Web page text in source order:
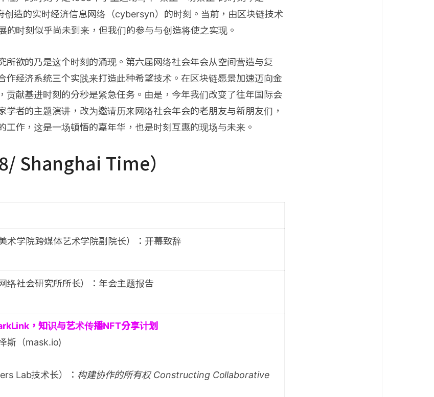
创造的实时经济信息网络（cybersyn）的时刻。当前，由区块链技术
的时刻似乎尚未到来，但我们的参与与创造将使之实现。
所欲的乃是这个时刻的涌现。第六届网络社会年会从空间营造与复
作经济系统三个实践来打造此种希望技术。在区块链愿景加速迈向金
贡献基进时刻的分秒是紧急任务。由是，今年我们改变了往年国际会
学者的主题演讲，改为邀请历来网络社会年会的老朋友与新朋友们，
工作，这是一场頓悟的嘉年华，也是时刻互惠的现场与未来。
Shanghai Time）
术学院跨媒体艺术学院副院长）：开幕致辞
络社会研究所所长）：年会主题报告
，知识与艺术传播NFT分享计划
斯（mask.io)
Lab技术长）： 构建协作的所有权 Constructing Collaborative